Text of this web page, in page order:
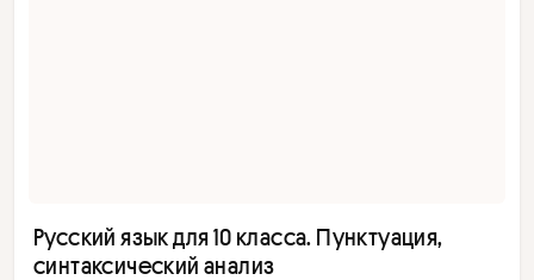
Русский язык для 10 класса. Пунктуация,
синтаксический анализ